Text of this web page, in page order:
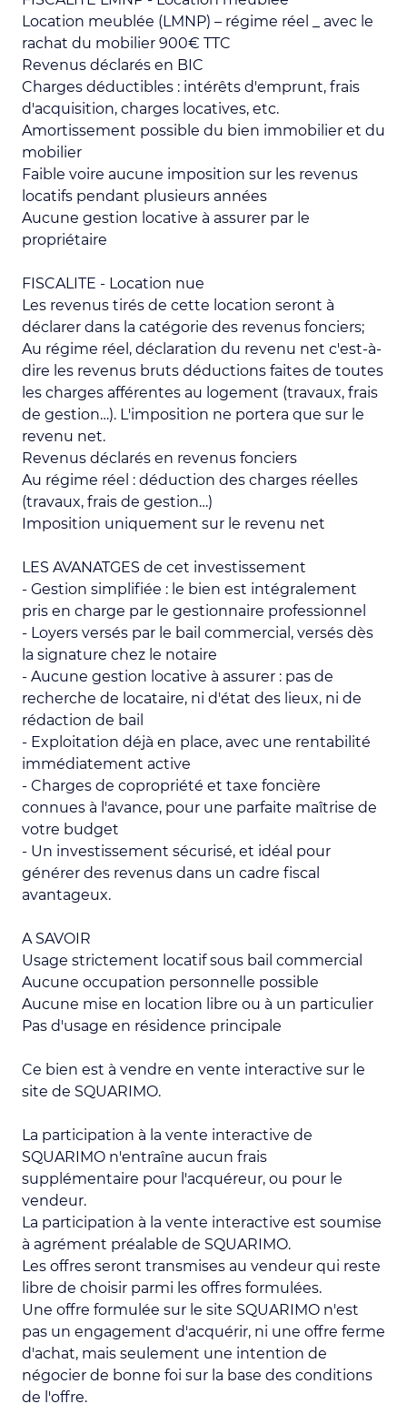
Location meublée (LMNP) – régime réel _ avec le
rachat du mobilier 900€ TTC
Revenus déclarés en BIC
Charges déductibles : intérêts d'emprunt, frais
d'acquisition, charges locatives, etc.
Amortissement possible du bien immobilier et du
mobilier
Faible voire aucune imposition sur les revenus
locatifs pendant plusieurs années
Aucune gestion locative à assurer par le
propriétaire
FISCALITE - Location nue
Les revenus tirés de cette location seront à
déclarer dans la catégorie des revenus fonciers;
Au régime réel, déclaration du revenu net c'est-à-
dire les revenus bruts déductions faites de toutes
les charges afférentes au logement (travaux, frais
de gestion…). L'imposition ne portera que sur le
revenu net.
Revenus déclarés en revenus fonciers
Au régime réel : déduction des charges réelles
(travaux, frais de gestion…)
Imposition uniquement sur le revenu net
LES AVANATGES de cet investissement
- Gestion simplifiée : le bien est intégralement
pris en charge par le gestionnaire professionnel
- Loyers versés par le bail commercial, versés dès
la signature chez le notaire
- Aucune gestion locative à assurer : pas de
recherche de locataire, ni d'état des lieux, ni de
rédaction de bail
- Exploitation déjà en place, avec une rentabilité
immédiatement active
- Charges de copropriété et taxe foncière
connues à l'avance, pour une parfaite maîtrise de
votre budget
- Un investissement sécurisé, et idéal pour
générer des revenus dans un cadre fiscal
avantageux.
A SAVOIR
Usage strictement locatif sous bail commercial
Aucune occupation personnelle possible
Aucune mise en location libre ou à un particulier
Pas d'usage en résidence principale
Ce bien est à vendre en vente interactive sur le
site de SQUARIMO.
La participation à la vente interactive de
SQUARIMO n'entraîne aucun frais
supplémentaire pour l'acquéreur, ou pour le
vendeur.
La participation à la vente interactive est soumise
à agrément préalable de SQUARIMO.
Les offres seront transmises au vendeur qui reste
libre de choisir parmi les offres formulées.
Une offre formulée sur le site SQUARIMO n'est
pas un engagement d'acquérir, ni une offre ferme
d'achat, mais seulement une intention de
négocier de bonne foi sur la base des conditions
de l'offre.